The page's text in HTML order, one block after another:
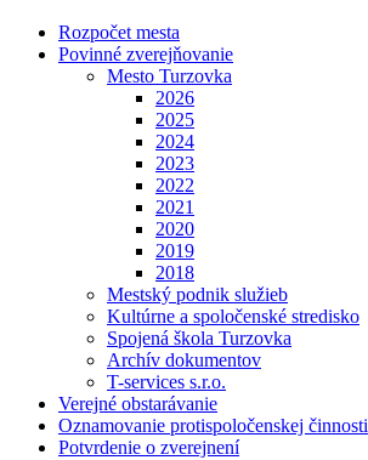
Rozpočet mesta
Povinné zverejňovanie
Mesto Turzovka
2026
2025
2024
2023
2022
2021
2020
2019
2018
Mestský podnik služieb
Kultúrne a spoločenské stredisko
Spojená škola Turzovka
Archív dokumentov
T-services s.r.o.
Verejné obstarávanie
Oznamovanie protispoločenskej činnosti
Potvrdenie o zverejnení